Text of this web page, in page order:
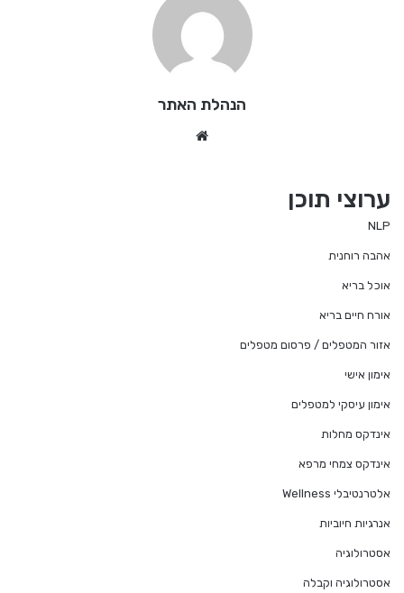
הנהלת האתר
ערוצי תוכן
NLP
אהבה רוחנית
אוכל בריא
אורח חיים בריא
אזור המטפלים / פרסום מטפלים
אימון אישי
אימון עיסקי למטפלים
אינדקס מחלות
אינדקס צמחי מרפא
אלטרנטיבלי Wellness
אנרגיות חיוביות
אסטרולוגיה
אסטרולוגיה וקבלה